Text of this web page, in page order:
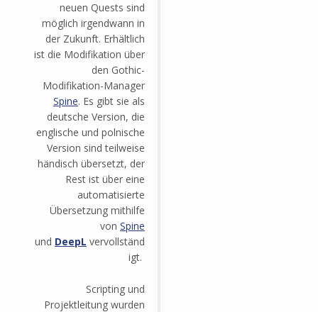
neuen Quests sind
möglich irgendwann in
der Zukunft. Erhältlich
ist die Modifikation über
den Gothic-
Modifikation-Manager
Spine. Es gibt sie als
deutsche Version, die
englische und polnische
Version sind teilweise
händisch übersetzt, der
Rest ist über eine
automatisierte
Übersetzung mithilfe
von Spine
und DeepL vervollständ
igt.
Scripting und
Projektleitung wurden